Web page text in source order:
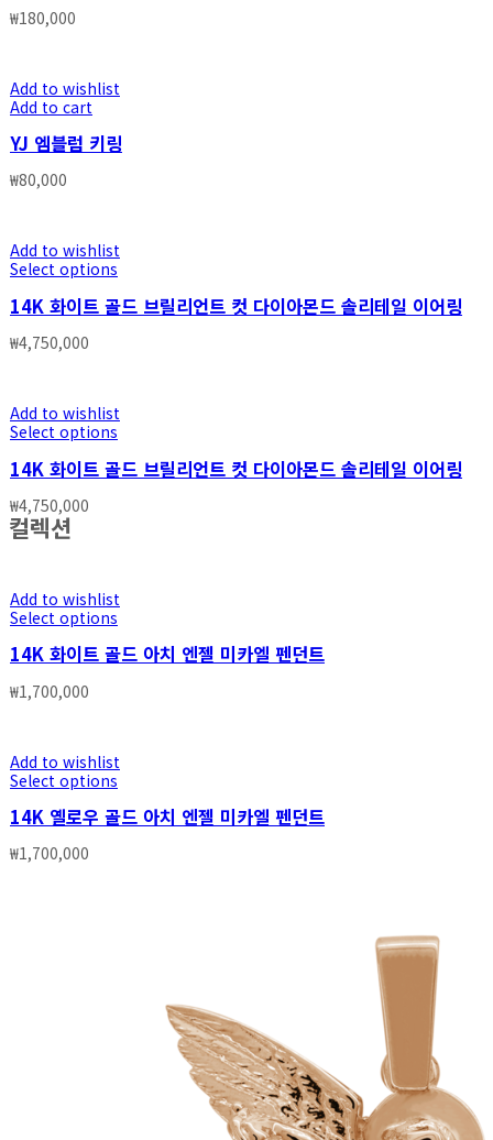
₩180,000
Add to wishlist
Add to cart
YJ 엠블럼 키링
₩80,000
Add to wishlist
Select options
14K 화이트 골드 브릴리언트 컷 다이아몬드 솔리테일 이어링
₩4,750,000
Add to wishlist
Select options
14K 화이트 골드 브릴리언트 컷 다이아몬드 솔리테일 이어링
₩4,750,000
컬렉션
Add to wishlist
Select options
14K 화이트 골드 아치 엔젤 미카엘 펜던트
₩1,700,000
Add to wishlist
Select options
14K 옐로우 골드 아치 엔젤 미카엘 펜던트
₩1,700,000